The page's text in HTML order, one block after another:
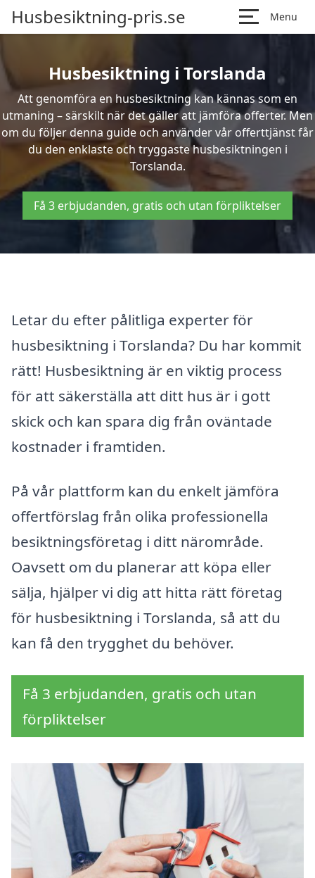
Husbesiktning-pris.se Menu
Husbesiktning i Torslanda
Att genomföra en husbesiktning kan kännas som en
utmaning – särskilt när det gäller att jämföra offerter. Men
om du följer denna guide och använder vår offerttjänst får
du den enklaste och tryggaste husbesiktningen i
Torslanda.
Få 3 erbjudanden, gratis och utan förpliktelser
Letar du efter pålitliga experter för
husbesiktning i Torslanda? Du har kommit
rätt! Husbesiktning är en viktig process
för att säkerställa att ditt hus är i gott
skick och kan spara dig från oväntade
kostnader i framtiden.
På vår plattform kan du enkelt jämföra
offertförslag från olika professionella
besiktningsföretag i ditt närområde.
Oavsett om du planerar att köpa eller
sälja, hjälper vi dig att hitta rätt företag
för husbesiktning i Torslanda, så att du
kan få den trygghet du behöver.
Få 3 erbjudanden, gratis och utan
förpliktelser